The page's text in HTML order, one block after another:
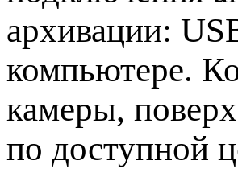
архивации:
компьютере.
камеры,
по доступной